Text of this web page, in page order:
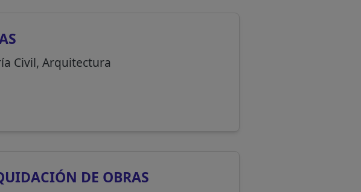
Civil, Arquitectura
DE OBRAS